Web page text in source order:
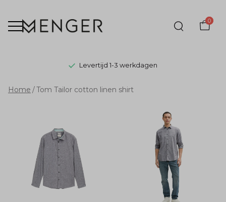
0
Levertijd 1-3 werkdagen
Tom
cotton
linen
shirt
Home Tom Tailor cotton linen shirt